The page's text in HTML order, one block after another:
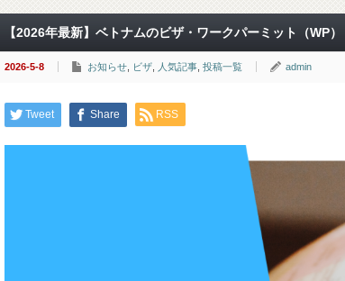
【2026年最新】ベトナムのビザ・ワークパーミット（WP
2026-5-8 お知らせ ビザ 人気記事 投稿一覧 admin
Tweet Share RSS